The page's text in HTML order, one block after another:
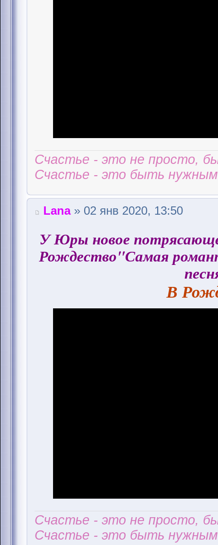
Счастье - это не просто,
Счастье - это быть
Lana» 02 янв 2020, 13:50
У Юры новое
Рождество"Самая
В
Счастье - это не просто,
Счастье - это быть